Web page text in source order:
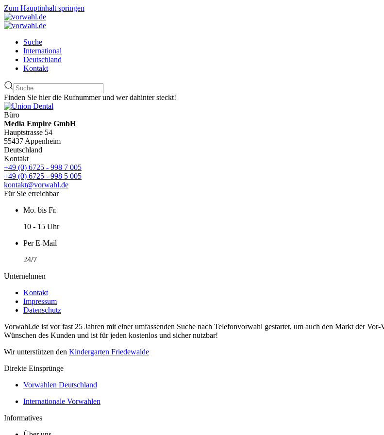
Zum Hauptinhalt springen
Suche
International
Deutschland
Kontakt
Finden Sie hier die Rufnummer und wer dahinter steckt!
Büro
Media Empire GmbH
Hauptstrasse 54
55437 Appenheim
Deutschland
Kontakt
+49 (0) 6725 - 998 7 005
+49 (0) 6725 - 998 5 005
kontakt@vorwahl.de
Für Sie erreichbar
Mo. bis Fr.
10 - 15 Uhr
Per E-Mail
24/7
Unternehmen
Kontakt
Impressum
Datenschutz
Vorwahl.de ist vor fast 25 Jahren mit einer umfassenden Suche nach Telefonvorwahl gestartet, um auch den Markt der
Wünschen des Kunden und ist für jeden kostenlos und sicher nutzbar!
Wir unterstützen den Kindergarten Friedewalde
Direkte Einsprünge
Vorwahlen Deutschland
Internationale Vorwahlen
Informatives